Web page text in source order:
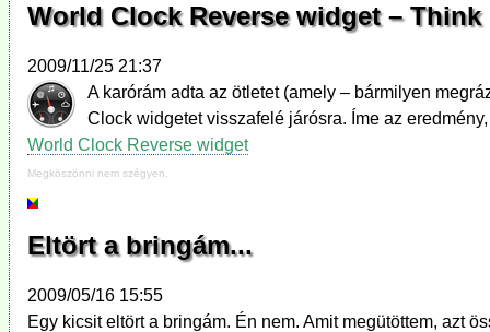
World Clock Reverse widget –
2009/11/25 21:37
A karórám adta az ötletet (amely – bármilyen
Clock widgetet visszafelé járósra. Íme az
World Clock Reverse widget
Megköszönni nem szégyen.
Eltört a bringám...
2009/05/16 15:55
Egy kicsit eltört a bringám. Én nem. Amit megütöttem, azt